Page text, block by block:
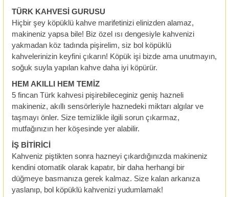
TÜRK KAHVESİ GURUSU
Hiçbir şey köpüklü kahve marifetinizi elinizden alamaz,
makineniz yapsa bile! Biz özel ısı dengesiyle kahvenizi
yakmadan köz tadında pişirelim, siz bol köpüklü
kahvelerinizin keyfini çıkarın! Köpük işi bizde ama unutmayın,
soğuk suyla yapılan kahve daha iyi köpürür.
HEM AKILLI HEM TEMİZ
5 fincan Türk kahvesi pişirebileceginiz geniş hazneli
makineniz, akıllı sensörleriyle haznedeki miktarı algılar ve
taşmayı önler. Size temizlikle ilgili sorun çıkarmaz,
mutfağınızın her köşesinde yer alabilir.
İŞ BİTİRİCİ
Kahveniz piştikten sonra hazneyi çıkardığınızda makineniz
kendini otomatik olarak kapatır, bir daha herhangi bir
düğmeye basmanıza gerek kalmaz. Size kalan arkanıza
yaslanıp, bol köpüklü kahvenizi yudumlamak!